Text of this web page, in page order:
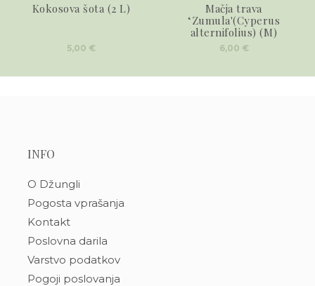
Kokosova šota (2 L)
5,00 €
Mačja trava
‘Zumula'(Cyperus
alternifolius) (M)
6,00 €
INFO
O Džungli
Pogosta vprašanja
Kontakt
Poslovna darila
Varstvo podatkov
Pogoji poslovanja